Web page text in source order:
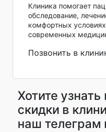
Клиника помогает
обследование,
комфортных
современных
Позвонить в
Хотите
скидки в
наш телеграм